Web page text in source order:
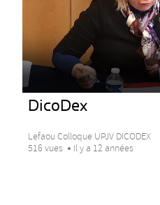
DicoDex
Lefaou Colloque UPJV DICODEX
516 vues
Il y a 12 années